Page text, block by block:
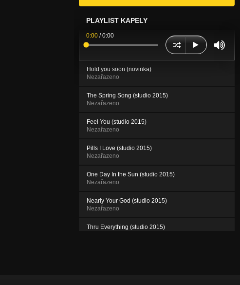
PLAYLIST KAPELY
0:00 /0:00
Hold you soon (novinka)
Nezařazeno
The Spring Song (studio 2015)
Nezařazeno
Feel You (studio 2015)
Nezařazeno
Pills I Love (studio 2015)
Nezařazeno
One Day In the Sun (studio 2015)
Nezařazeno
Nearly Your God (studio 2015)
Nezařazeno
Thru Everything (studio 2015)